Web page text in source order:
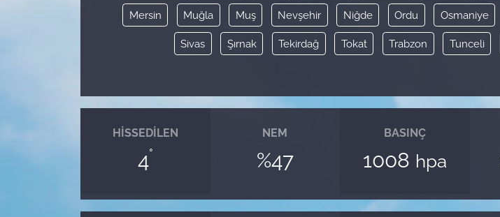
Mersin Muğla Muş Nevşehir Niğde Ordu Osmaniye
Sivas Şırnak Tekirdağ Tokat Trabzon Tunceli
HISSEDILEN
4°
NEM
%47
BASINÇ
1008 hpa